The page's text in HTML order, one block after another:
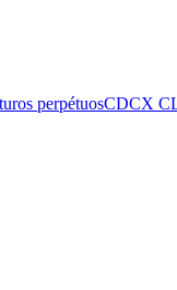
perpétuosCDCX